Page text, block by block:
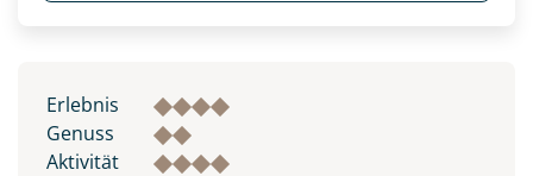
Erlebnis
Genuss
Aktivität